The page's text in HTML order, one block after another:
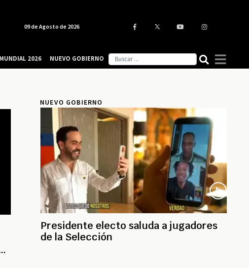
NUEVO GOBIERNO
Presidente electo saluda a jugadores
de la Selección
09 de Agosto de 2026
MUNDIAL 2026 NUEVO GOBIERNO